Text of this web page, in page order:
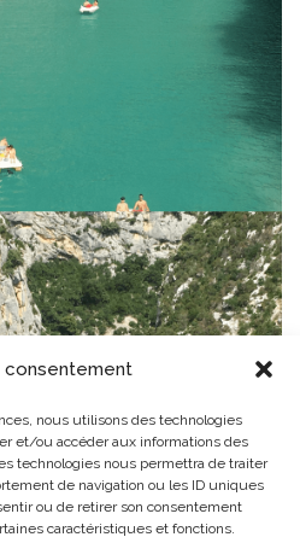
consentement
nous utilisons des technologies
et/ou accéder aux informations des
technologies nous permettra de traiter
de navigation ou les ID uniques
ou de retirer son consentement
caractéristiques et fonctions.